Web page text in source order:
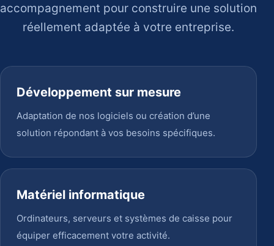
accompagnement pour construire une solution
réellement adaptée à votre entreprise.
Développement sur mesure
Adaptation de nos logiciels ou création d’une
solution répondant à vos besoins spécifiques.
Matériel informatique
Ordinateurs, serveurs et systèmes de caisse pour
équiper efficacement votre activité.